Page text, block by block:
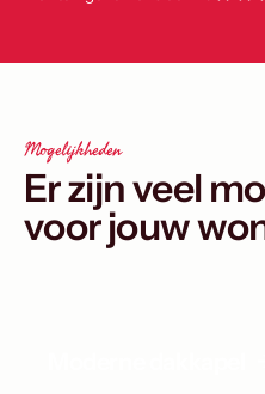
Mogelijkheden
Er zijn veel
voor jouw